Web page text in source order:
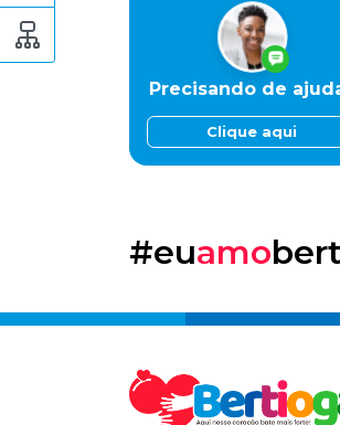
Precisando de
Clique aqui
#euamo